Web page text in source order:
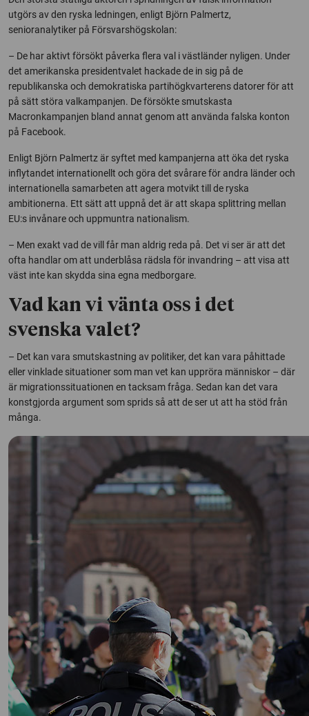
utgörs av den ryska ledningen, enligt Björn Palmertz,
senioranalytiker på Försvarshögskolan:
– De har aktivt försökt påverka flera val i västländer nyligen. Under
det amerikanska presidentvalet hackade de in sig på de
republikanska och demokratiska partihögkvarterens datorer för att
på sätt störa valkampanjen. De försökte smutskasta
Macronkampanjen bland annat genom att använda falska konton
på Facebook.
Enligt Björn Palmertz är syftet med kampanjerna att öka det ryska
inflytandet internationellt och göra det svårare för andra länder och
internationella samarbeten att agera motvikt till de ryska
ambitionerna. Ett sätt att uppnå det är att skapa splittring mellan
EU:s invånare och uppmuntra nationalism.
– Men exakt vad de vill får man aldrig reda på. Det vi ser är att det
ofta handlar om att underblåsa rädsla för invandring – att visa att
väst inte kan skydda sina egna medborgare.
Vad kan vi vänta oss i det
svenska valet?
– Det kan vara smutskastning av politiker, det kan vara påhittade
eller vinklade situationer som man vet kan uppröra människor – där
är migrationssituationen en tacksam fråga. Sedan kan det vara
konstgjorda argument som sprids så att de ser ut att ha stöd från
många.